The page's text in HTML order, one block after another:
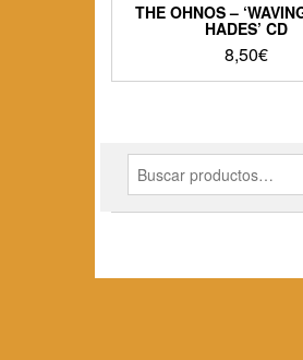
THE OHNOS –
HADES’ CD
8,50€
por: